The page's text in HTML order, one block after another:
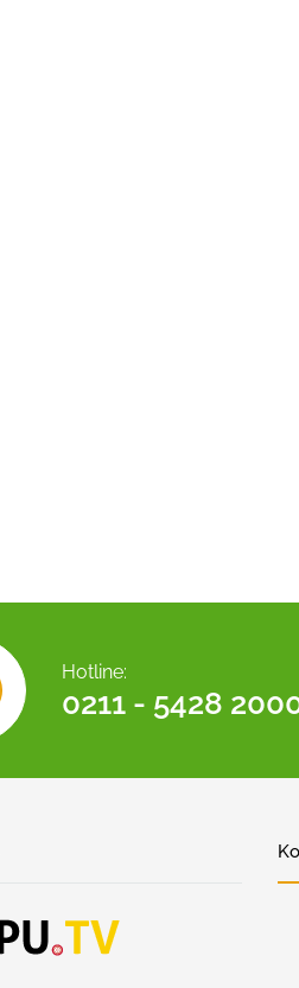
Hotline:
0211 - 5428